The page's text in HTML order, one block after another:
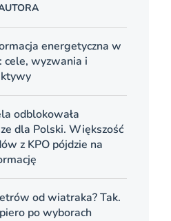
energetyczna w
cele, wyzwania i
odblokowała
dla Polski. Większość
z KPO pójdzie na
od wiatraka? Tak.
po wyborach